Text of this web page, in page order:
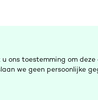
ons toestemming om
we geen persoonlijke